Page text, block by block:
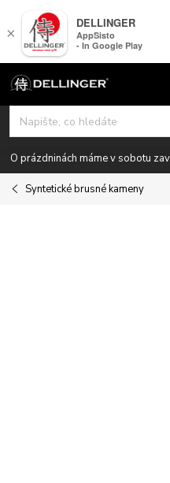
Přejít
na
obsah
O prázdninách máme v sobotu
Syntetické brusné kameny
×
DELLINGER
AppSisto
- In Google Play